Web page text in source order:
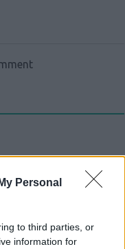
Personal
to third parties, or
information for
το σύστημα όλο θα